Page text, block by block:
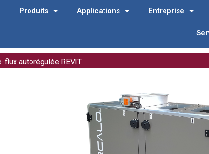
Produits Applications Entreprise
flux autorégulée REVIT